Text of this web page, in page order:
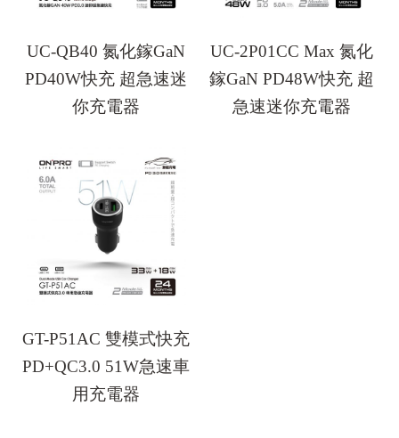
UC-QB40 氮化鎵GaN
PD40W快充 超急速迷
你充電器
UC-2P01CC Max 氮化
鎵GaN PD48W快充 超
急速迷你充電器
GT-P51AC 雙模式快充
PD+QC3.0 51W急速車
用充電器